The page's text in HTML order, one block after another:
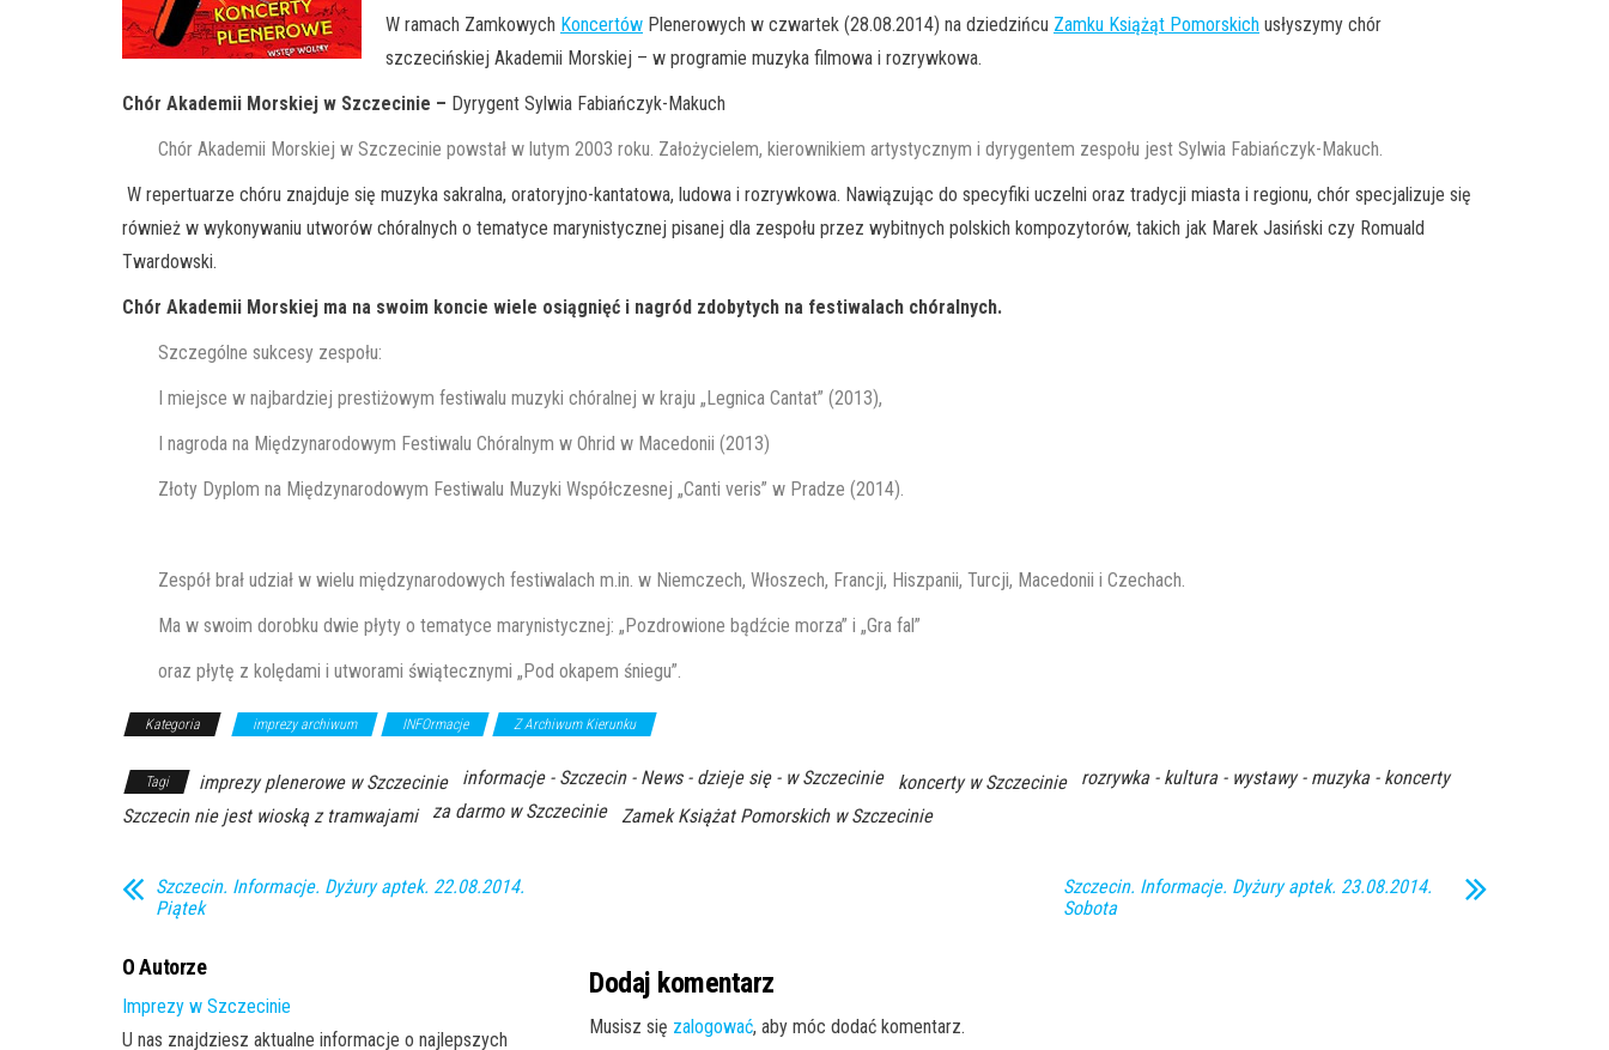
W ramach Zamkowych Koncertów Plenerowych w czwartek (28.08.2014) na dziedzińcu Zamku Książąt Pomorskich usłyszymy chór
szczecińskiej Akademii Morskiej – w programie muzyka filmowa i rozrywkowa.
Chór Akademii Morskiej w Szczecinie – Dyrygent Sylwia Fabiańczyk-Makuch
Chór Akademii Morskiej w Szczecinie powstał w lutym 2003 roku. Założycielem, kierownikiem artystycznym i dyrygentem zespołu jest Sylwia Fabiańczyk-Makuch.
​ W repertuarze chóru znajduje się muzyka sakralna, oratoryjno-kantatowa, ludowa i rozrywkowa. Nawiązując do specyfiki uczelni oraz tradycji miasta i regionu, chór specjalizuje się
również w wykonywaniu utworów chóralnych o tematyce marynistycznej pisanej dla zespołu przez wybitnych polskich kompozytorów, takich jak Marek Jasiński czy Romuald
Twardowski.
Chór Akademii Morskiej ma na swoim koncie wiele osiągnięć i nagród zdobytych na festiwalach chóralnych.
​Szczególne sukcesy zespołu:
I miejsce w najbardziej prestiżowym festiwalu muzyki chóralnej w kraju „Legnica Cantat” (2013),
I nagroda na Międzynarodowym Festiwalu Chóralnym w Ohrid w Macedonii (2013)
Złoty Dyplom na Międzynarodowym Festiwalu Muzyki Współczesnej „Canti veris” w Pradze (2014).
​Zespół brał udział w wielu ​międzynarodowych festiwalach m.in. ​w Niemczech, Włoszech, Francji, Hiszpanii, Turcji, Macedonii i Czechach.
Ma w swoim dorobku dwie płyty o tematyce marynistycznej: „Pozdrowione bądźcie morza” i​ „Gra fal”
​oraz płytę z kolędami i utworami świątecznymi „Pod okapem śniegu”.
Kategoria imprezy archiwum INFOrmacje Z Archiwum Kierunku
Tagi imprezy plenerowe w Szczecinie informacje - Szczecin - News - dzieje się - w Szczecinie koncerty w Szczecinie
rozrywka - kultura - wystawy - muzyka - koncerty
Szczecin nie jest wioską z tramwajami
za darmo w Szczecinie Zamek Książat Pomorskich w Szczecinie
Szczecin. Informacje. Dyżury aptek. 22.08.2014.
Piątek
Szczecin. Informacje. Dyżury aptek. 23.08.2014.
Sobota
O Autorze
Imprezy w Szczecinie
U nas znajdziesz aktualne informacje o najlepszych
Dodaj komentarz
Musisz się zalogować, aby móc dodać komentarz.